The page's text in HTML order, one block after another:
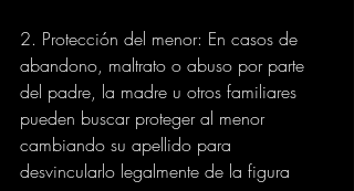
2. Protección del menor: En casos de
abandono, maltrato o abuso por parte
del padre, la madre u otros familiares
pueden buscar proteger al menor
cambiando su apellido para
desvincularlo legalmente de la figura